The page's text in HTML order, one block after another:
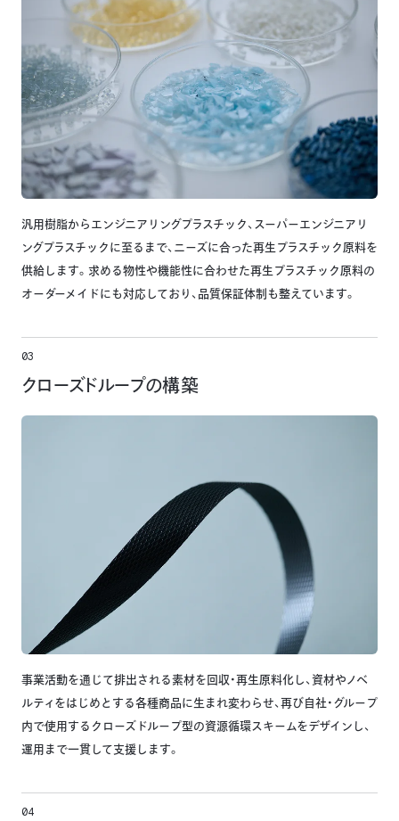
汎用樹脂からエンジニアリングプラスチック、スーパーエンジニアリ
ングプラスチックに至るまで、ニーズに合った再生プラスチック原料を
供給します。求める物性や機能性に合わせた再生プラスチック原料の
オーダーメイドにも対応しており、品質保証体制も整えています。
03
クローズドループの構築
事業活動を通じて排出される素材を回収・再生原料化し、資材やノベ
ルティをはじめとする各種商品に生まれ変わらせ、再び自社・グループ
内で使用するクローズドループ型の資源循環スキームをデザインし、
運用まで一貫して支援します。
04